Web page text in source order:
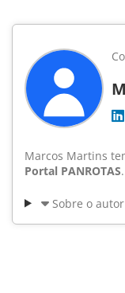
Marcos Martins
Portal PANROTAS.
Sobre o autor